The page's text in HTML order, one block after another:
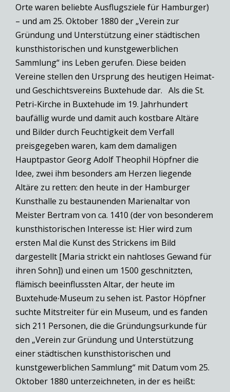
Orte waren beliebte Ausflugsziele für Hamburger)
– und am 25. Oktober 1880 der „Verein zur
Gründung und Unterstützung einer städtischen
kunsthistorischen und kunstgewerblichen
Sammlung“ ins Leben gerufen. Diese beiden
Vereine stellen den Ursprung des heutigen Heimat-
und Geschichtsvereins Buxtehude dar. Als die St.
Petri-Kirche in Buxtehude im 19. Jahrhundert
baufällig wurde und damit auch kostbare Altäre
und Bilder durch Feuchtigkeit dem Verfall
preisgegeben waren, kam dem damaligen
Hauptpastor Georg Adolf Theophil Höpfner die
Idee, zwei ihm besonders am Herzen liegende
Altäre zu retten: den heute in der Hamburger
Kunsthalle zu bestaunenden Marienaltar von
Meister Bertram von ca. 1410 (der von besonderem
kunsthistorischen Interesse ist: Hier wird zum
ersten Mal die Kunst des Strickens im Bild
dargestellt [Maria strickt ein nahtloses Gewand für
ihren Sohn]) und einen um 1500 geschnitzten,
flämisch beeinflussten Altar, der heute im
Buxtehude∙Museum zu sehen ist. Pastor Höpfner
suchte Mitstreiter für ein Museum, und es fanden
sich 211 Personen, die die Gründungsurkunde für
den „Verein zur Gründung und Unterstützung
einer städtischen kunsthistorischen und
kunstgewerblichen Sammlung“ mit Datum vom 25.
Oktober 1880 unterzeichneten, in der es heißt: